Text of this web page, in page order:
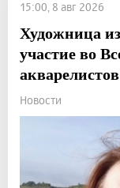
15:00, 8 авг 2026
Художница
участие во
акварелистов
Новости